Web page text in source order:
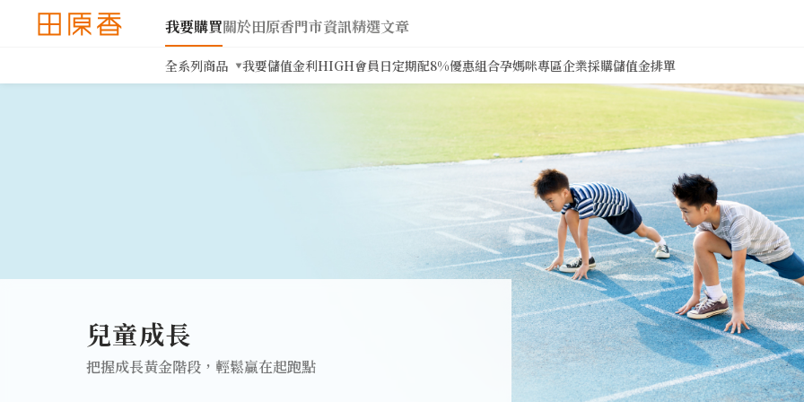
我要購買關於田原香門市資訊精選文章
全系列商品 我要儲值金利HIGH會員日定期配8%優惠組合孕媽咪專區企業採購儲值金排單
兒童成長
把握成長黃金階段，輕鬆贏在起跑點